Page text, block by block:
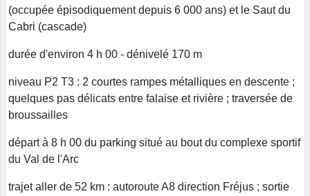
(occupée épisodiquement depuis 6 000 ans) et le Saut du
Cabri (cascade)
durée d'environ 4 h 00 - dénivelé 170 m
niveau P2 T3 : 2 courtes rampes métalliques en descente ;
quelques pas délicats entre falaise et rivière ; traversée de
broussailles
départ à 8 h 00 du parking situé au bout du complexe sportif
du Val de l'Arc
trajet aller de 52 km : autoroute A8 direction Fréjus ; sortie